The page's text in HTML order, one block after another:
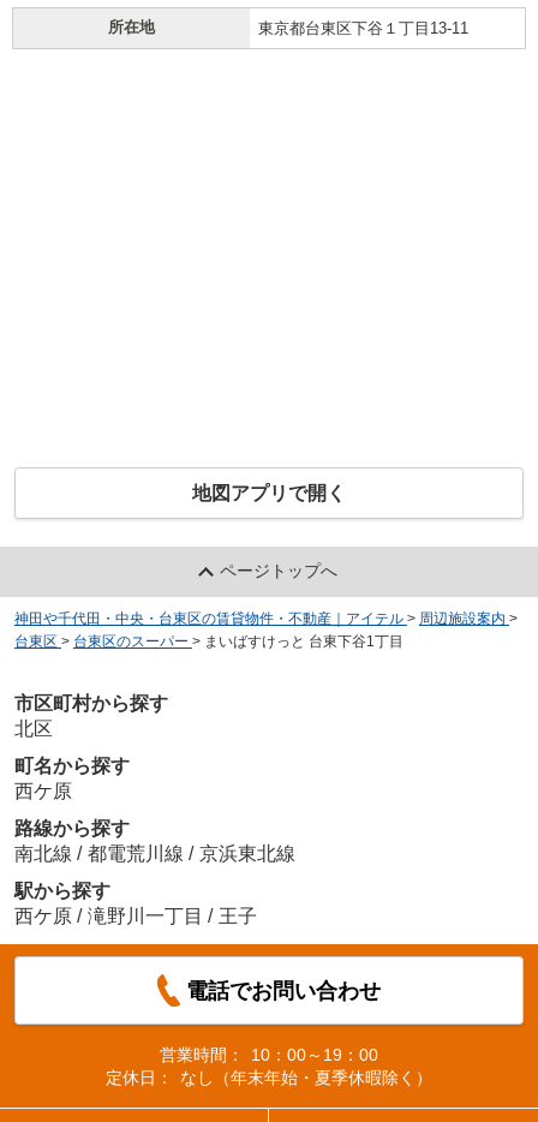
所在地 東京都台東区下谷１丁目13-11
地図アプリで開く
ページトップへ
神田や千代田・中央・台東区の賃貸物件・不動産｜アイテル > 周辺施設案内 >
台東区 > 台東区のスーパー > まいばすけっと 台東下谷1丁目
市区町村から探す
北区
町名から探す
西ケ原
路線から探す
南北線 / 都電荒川線 / 京浜東北線
駅から探す
西ケ原 / 滝野川一丁目 / 王子
電話でお問い合わせ
営業時間：
10：00～19：00
定休日：
なし（年末年始・夏季休暇除く）